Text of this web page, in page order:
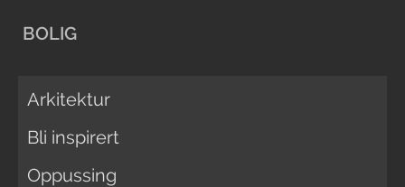
BOLIG
Arkitektur
Bli inspirert
Oppussing